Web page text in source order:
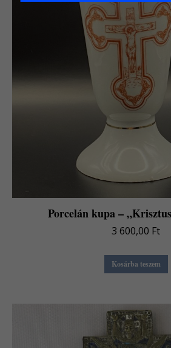
Porcelán kupa –
3 600,00 Ft
Kosárba teszem